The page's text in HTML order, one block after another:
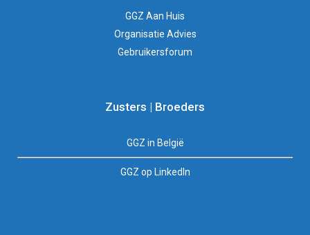
GGZ Aan Huis
Organisatie Advies
Gebruikersforum
Zusters | Broeders
GGZ in België
GGZ op LinkedIn